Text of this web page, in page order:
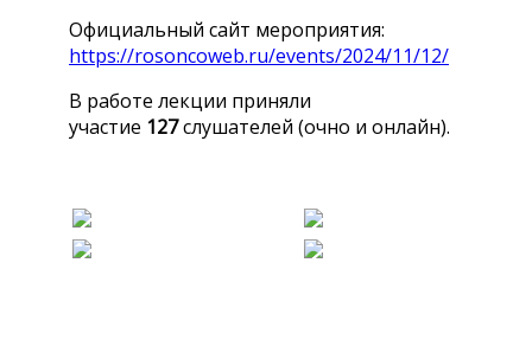
Официальный сайт мероприятия:
https://rosoncoweb.ru/events/2024/11/12/
В работе лекции приняли
участие 127слушателей (очно и онлайн).